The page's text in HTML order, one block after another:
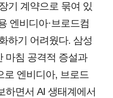
기 계약으로 묶여 있
엔비디아·브로드컴
하기 어려웠다. 삼성
마침 공격적 증설과
로 엔비디아, 브로드
하면서 AI 생태계에서